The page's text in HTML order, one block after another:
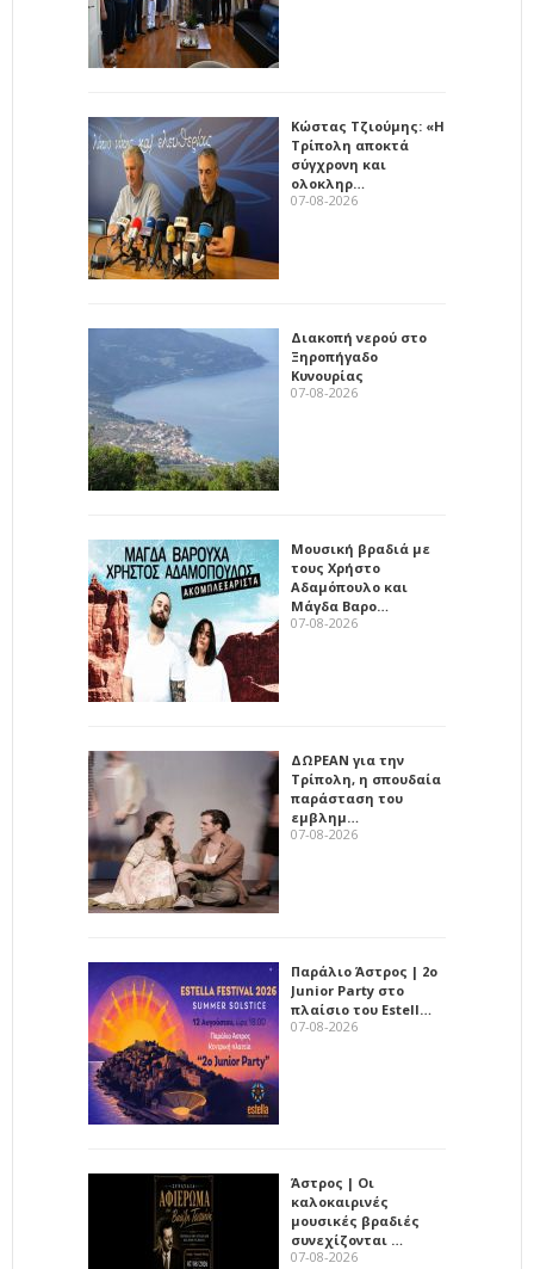
Κώστας Τζιούμης: «Η
Τρίπολη αποκτά
σύγχρονη και
ολοκληρ…
07-08-2026
Διακοπή νερού στο
Ξηροπήγαδο
Κυνουρίας
07-08-2026
Μουσική βραδιά με
τους Χρήστο
Αδαμόπουλο και
Μάγδα Βαρο…
07-08-2026
ΔΩΡΕΑΝ για την
Τρίπολη, η σπουδαία
παράσταση του
εμβλημ…
07-08-2026
Παράλιο Άστρος | 2ο
Junior Party στο
πλαίσιο του Estell…
07-08-2026
Άστρος | Οι
καλοκαιρινές
μουσικές βραδιές
συνεχίζονται …
07-08-2026